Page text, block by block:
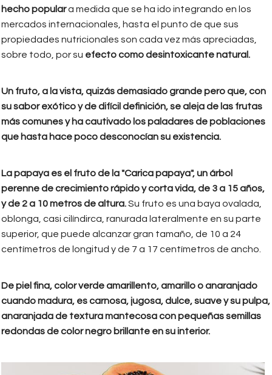
hecho populara medida que se ha ido integrando en los
mercados internacionales, hasta el punto de que sus
propiedades nutricionales son cada vez más apreciadas,
sobre todo, por su efecto como desintoxicante natural.
Un fruto, a la vista, quizás demasiado grande pero que, con
su sabor exótico y de difícil definición, se aleja de las frutas
más comunes y ha cautivado los paladares de poblaciones
que hasta hace poco desconocían su existencia.
La papaya es el fruto de la "Carica papaya", un árbol
perenne de crecimiento rápido y corta vida, de 3 a 15 años,
y de 2 a 10 metros de altura.Su fruto es una baya ovalada,
oblonga, casi cilíndirca, ranurada lateralmente en su parte
superior, que puede alcanzar gran tamaño, de 10 a 24
centímetros de longitud y de 7 a 17 centímetros de ancho.
De piel fina, color verde amarillento, amarillo o anaranjado
cuando madura, es carnosa, jugosa, dulce, suave y su pulpa,
anaranjada de textura mantecosa con pequeñas semillas
redondas de color negro brillante en su interior.